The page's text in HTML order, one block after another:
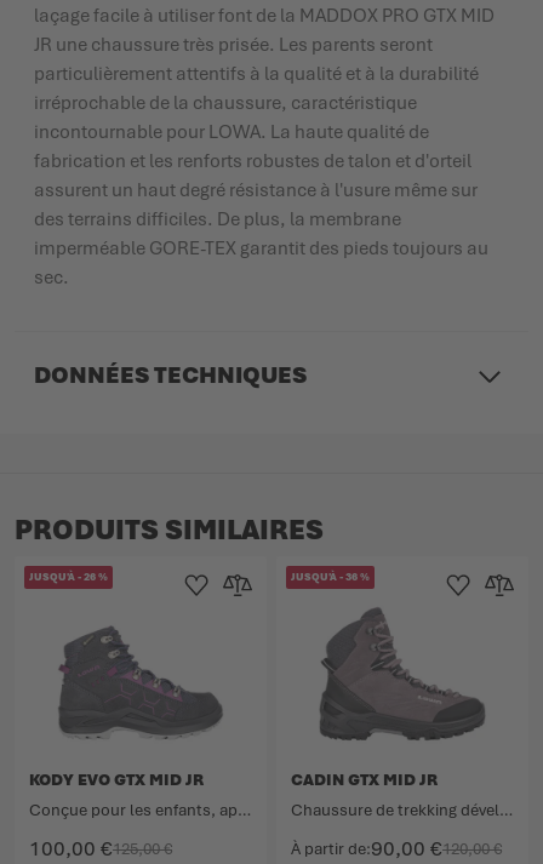
laçage facile à utiliser font de la MADDOX PRO GTX MID
JR une chaussure très prisée. Les parents seront
particulièrement attentifs à la qualité et à la durabilité
irréprochable de la chaussure, caractéristique
incontournable pour LOWA. La haute qualité de
fabrication et les renforts robustes de talon et d'orteil
assurent un haut degré résistance à l'usure même sur
des terrains difficiles. De plus, la membrane
imperméable GORE-TEX garantit des pieds toujours au
sec.
DONNÉES TECHNIQUES
PRODUITS SIMILAIRES
JUSQU'À-26%
100,00 €125,00 €
KODY EVO GTX MID JR
Conçue pour les enfants, appréciée par les enfants.
Ajouter à la liste d'achats
Ajouter au comparateur
JUSQU'À-36%
À partir de 90,00 €120,00 €
CADIN GTX MID JR
Chaussure de trekking développée avec un pédiatre.
Ajouter à la
Ajouter